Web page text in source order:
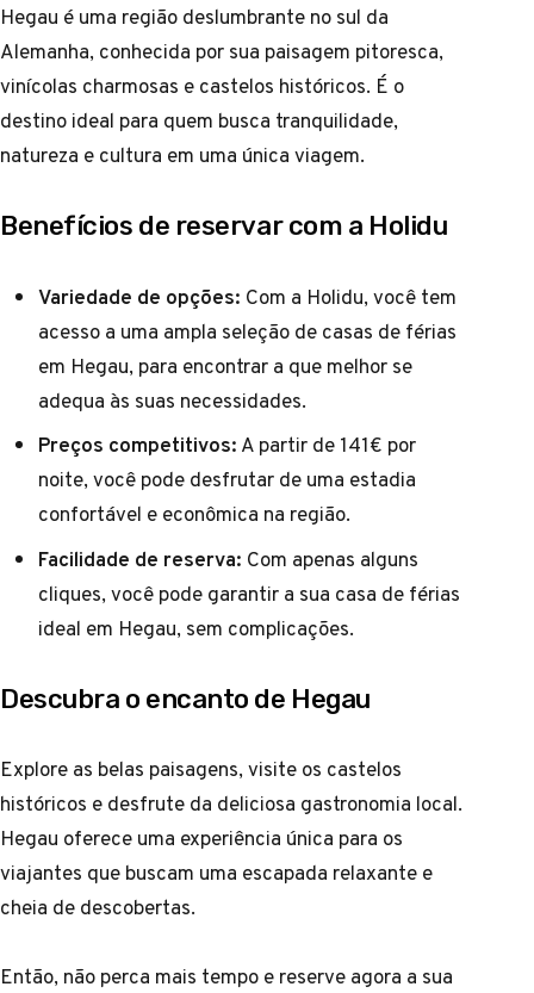
Hegau é uma região deslumbrante no sul da
Alemanha, conhecida por sua paisagem pitoresca,
vinícolas charmosas e castelos históricos. É o
destino ideal para quem busca tranquilidade,
natureza e cultura em uma única viagem.
Benefícios de reservar com a Holidu
Variedade de opções: Com a Holidu, você tem
acesso a uma ampla seleção de casas de férias
em Hegau, para encontrar a que melhor se
adequa às suas necessidades.
Preços competitivos:A partir de 141€ por
noite, você pode desfrutar de uma estadia
confortável e econômica na região.
Facilidade de reserva: Com apenas alguns
cliques, você pode garantir a sua casa de férias
ideal em Hegau, sem complicações.
Descubra o encanto de Hegau
Explore as belas paisagens, visite os castelos
históricos e desfrute da deliciosa gastronomia local.
Hegau oferece uma experiência única para os
viajantes que buscam uma escapada relaxante e
cheia de descobertas.
Então, não perca mais tempo e reserve agora a sua